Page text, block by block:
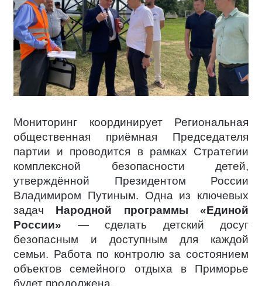
Мониторинг координирует Региональная
общественная приёмная Председателя
партии и проводится в рамках Стратегии
комплексной безопасности детей,
утверждённой Президентом России
Владимиром Путиным. Одна из ключевых
задач Народной программы «Единой
России» — сделать детский досуг
безопасным и доступным для каждой
семьи. Работа по контролю за состоянием
объектов семейного отдыха в Приморье
будет продолжена.